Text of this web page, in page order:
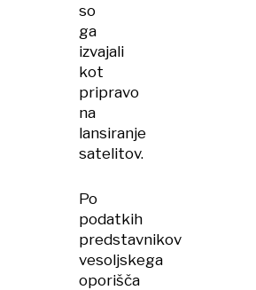
so
ga
izvajali
kot
pripravo
na
lansiranje
satelitov.
Po
podatkih
predstavnikov
vesoljskega
oporišča